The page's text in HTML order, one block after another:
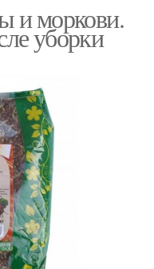
чеснок
и моркови.
уборки